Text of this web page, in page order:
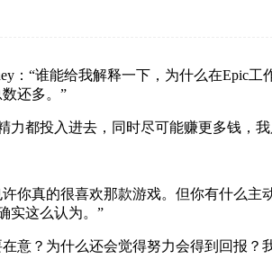
：“谁能给我解释一下，为什么在
数还多。”
力都投入进去，同时尽可能赚更多钱，
你真的很喜欢那款游戏。但你有什么
实这么认为。”
意？为什么还会觉得努力会得到回报